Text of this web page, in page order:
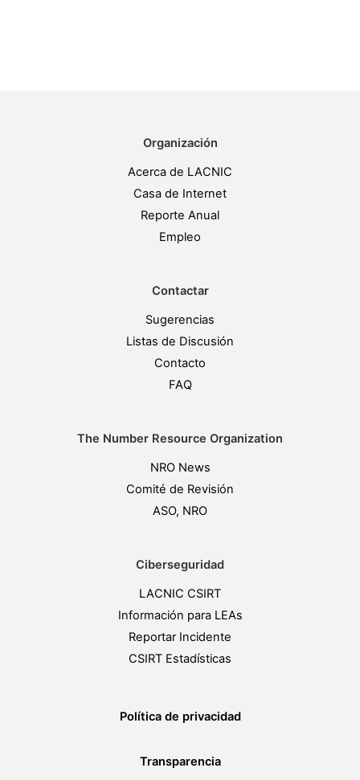
Organización
Acerca de LACNIC
Casa de Internet
Reporte Anual
Empleo
Contactar
Sugerencias
Listas de Discusión
Contacto
FAQ
The Number Resource Organization
NRO News
Comité de Revisión
ASO, NRO
Ciberseguridad
LACNIC CSIRT
Información para LEAs
Reportar Incidente
CSIRT Estadísticas
Política de privacidad
Transparencia